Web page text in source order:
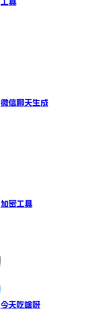
微信聊天生成
加密工具
今天吃啥呀